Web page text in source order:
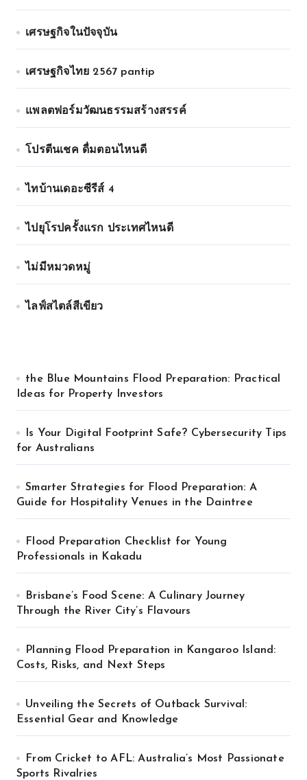
เศรษฐกิจในปัจจุบัน
เศรษฐกิจไทย 2567 pantip
แพลตฟอร์มวัฒนธรรมสร้างสรรค์
โปรตีนเชค ดื่มตอนไหนดี
ไทบ้านเดอะซีรีส์ 4
ไปยุโรปครั้งแรก ประเทศไหนดี
ไม่มีหมวดหมู่
ไลฟ์สไตล์สีเขียว
the Blue Mountains Flood Preparation: Practical
Ideas for Property Investors
Is Your Digital Footprint Safe? Cybersecurity Tips
for Australians
Smarter Strategies for Flood Preparation: A
Guide for Hospitality Venues in the Daintree
Flood Preparation Checklist for Young
Professionals in Kakadu
Brisbane’s Food Scene: A Culinary Journey
Through the River City’s Flavours
Planning Flood Preparation in Kangaroo Island:
Costs, Risks, and Next Steps
Unveiling the Secrets of Outback Survival:
Essential Gear and Knowledge
From Cricket to AFL: Australia’s Most Passionate
Sports Rivalries